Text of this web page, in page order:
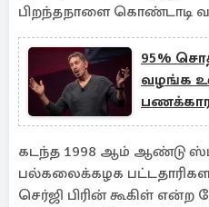
பிறந்தநாளை கொண்டாடி
95%
வழங்க
கடந்த 1998 ஆம் ஆண்டு
பல்கலைக்கழக
செர்ஜி பிரின் கூகிள் என்ற